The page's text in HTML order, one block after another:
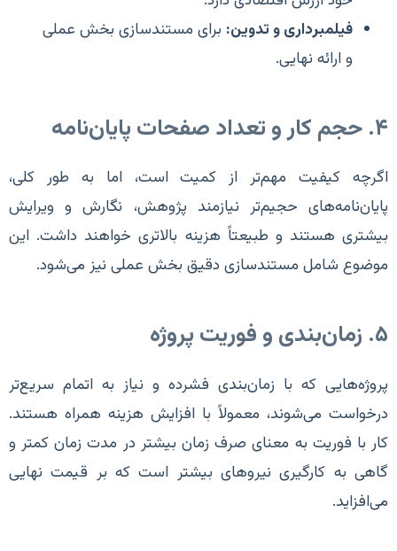
فیلمبرداری و تدوین: برای مستندسازی بخش عملی
و ارائه نهایی.
۴. حجم کار و تعداد صفحات پایان‌نامه
اگرچه کیفیت مهم‌تر از کمیت است، اما به طور کلی،
پایان‌نامه‌های حجیم‌تر نیازمند پژوهش، نگارش و ویرایش
بیشتری هستند و طبیعتاً هزینه بالاتری خواهند داشت. این
موضوع شامل مستندسازی دقیق بخش عملی نیز می‌شود.
۵. زمان‌بندی و فوریت پروژه
پروژه‌هایی که با زمان‌بندی فشرده و نیاز به اتمام سریع‌تر
درخواست می‌شوند، معمولاً با افزایش هزینه همراه هستند.
کار با فوریت به معنای صرف زمان بیشتر در مدت زمان کمتر و
گاهی به کارگیری نیروهای بیشتر است که بر قیمت نهایی
می‌افزاید.